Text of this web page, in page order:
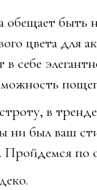
обещает
цвета для
себе
в
был ваш
Пройдемся